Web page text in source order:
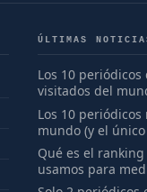
ÚLTIMAS
Los 10
visitados del
españoles)
Los 10
mundo (y el
Qué es el
usamos para